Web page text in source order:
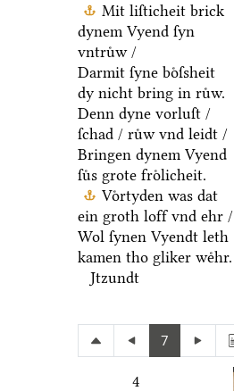
Mit liſticheit brick
dynem Vyend ſyn
vntruͤw /
Darmit ſyne boͤſsheit
dy nicht bring in ruͤw.
Denn dyne vorluſt /
ſchad / ruͤw vnd leidt /
Bringen dynem Vyend
ſuͤs grote froͤlicheit.
Voͤrtyden was dat
ein groth loff vnd ehr /
Wol ſynen Vyendt leth
kamen tho gliker weͤhr.
Jtzundt
7
4